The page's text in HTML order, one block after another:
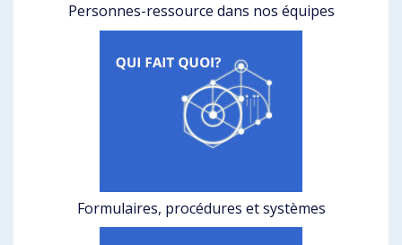
Personnes-ressource dans nos équipes
Formulaires, procédures et systèmes